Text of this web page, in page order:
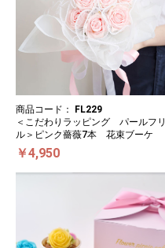
商品コード：
FL229
＜こだわりラッピング パールフリ
ル＞ピンク薔薇7本 花束ブーケ
￥4,950